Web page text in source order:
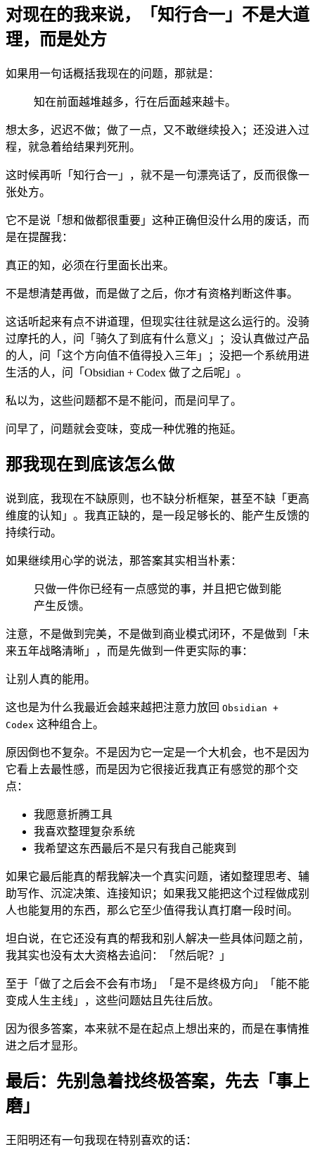
对现在的我来说，「知行合一」不是大道
理，而是处方
如果用一句话概括我现在的问题，那就是：
知在前面越堆越多，行在后面越来越卡。
想太多，迟迟不做；做了一点，又不敢继续投入；还没进入过
程，就急着给结果判死刑。
这时候再听「知行合一」，就不是一句漂亮话了，反而很像一
张处方。
它不是说「想和做都很重要」这种正确但没什么用的废话，而
是在提醒我：
真正的知，必须在行里面长出来。
不是想清楚再做，而是做了之后，你才有资格判断这件事。
这话听起来有点不讲道理，但现实往往就是这么运行的。没骑
过摩托的人，问「骑久了到底有什么意义」；没认真做过产品
的人，问「这个方向值不值得投入三年」；没把一个系统用进
生活的人，问「Obsidian + Codex 做了之后呢」。
私以为，这些问题都不是不能问，而是问早了。
问早了，问题就会变味，变成一种优雅的拖延。
那我现在到底该怎么做
说到底，我现在不缺原则，也不缺分析框架，甚至不缺「更高
维度的认知」。我真正缺的，是一段足够长的、能产生反馈的
持续行动。
如果继续用心学的说法，那答案其实相当朴素：
只做一件你已经有一点感觉的事，并且把它做到能
产生反馈。
注意，不是做到完美，不是做到商业模式闭环，不是做到「未
来五年战略清晰」，而是先做到一件更实际的事：
让别人真的能用。
这也是为什么我最近会越来越把注意力放回 Obsidian +
Codex 这种组合上。
原因倒也不复杂。不是因为它一定是一个大机会，也不是因为
它看上去最性感，而是因为它很接近我真正有感觉的那个交
点：
我愿意折腾工具
我喜欢整理复杂系统
我希望这东西最后不是只有我自己能爽到
如果它最后能真的帮我解决一个真实问题，诸如整理思考、辅
助写作、沉淀决策、连接知识；如果我又能把这个过程做成别
人也能复用的东西，那么它至少值得我认真打磨一段时间。
坦白说，在它还没有真的帮我和别人解决一些具体问题之前，
我其实也没有太大资格去追问：「然后呢？」
至于「做了之后会不会有市场」「是不是终极方向」「能不能
变成人生主线」，这些问题姑且先往后放。
因为很多答案，本来就不是在起点上想出来的，而是在事情推
进之后才显形。
最后：先别急着找终极答案，先去「事上
磨」
王阳明还有一句我现在特别喜欢的话：